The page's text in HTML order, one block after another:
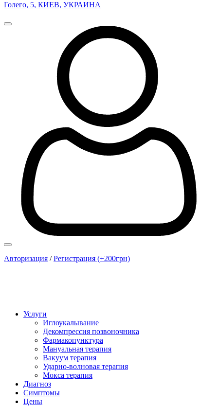
Голего, 5, КИЕВ, УКРАИНА
Авторизация /Регистрация (+200грн)
Услуги
Иглоукалывание
Декомпрессия позвоночника
Фармакопунктура
Мануальная терапия
Вакуум терапия
Ударно-волновая терапия
Мокса терапия
Диагноз
Симптомы
Цены